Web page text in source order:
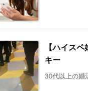
【ハイス
キー
30代以上の婚